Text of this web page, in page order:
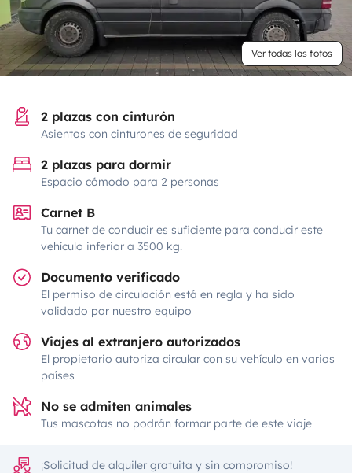
Ver todas las fotos
2 plazas con cinturón
Asientos con cinturones de seguridad
2 plazas para dormir
Espacio cómodo para 2 personas
Carnet B
Tu carnet de conducir es suficiente para conducir este
vehículo inferior a 3500 kg.
Documento verificado
El permiso de circulación está en regla y ha sido
validado por nuestro equipo
Viajes al extranjero autorizados
El propietario autoriza circular con su vehículo en varios
países
No se admiten animales
Tus mascotas no podrán formar parte de este viaje
¡Solicitud de alquiler gratuita y sin compromiso!